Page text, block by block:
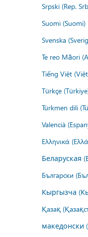
Srpski (Rep.
Suomi (Suomi)
Svenska
Te reo Māori
Tiếng Việt
Türkçe
Türkmen dili
Valencià
Ελληνικά
Беларуская
Български
Кыргызча
Қазақ
македонски